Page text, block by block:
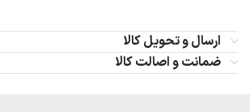
ارسال و تحویل کالا
ضمانت و اصالت کالا